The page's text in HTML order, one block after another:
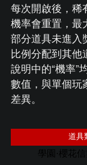
每次開啟後，稀
機率會重置，最
部分道具未進入
比例分配到其他
說明中的“機率”
數值，與單個玩
差異。
道具
學園·櫻花